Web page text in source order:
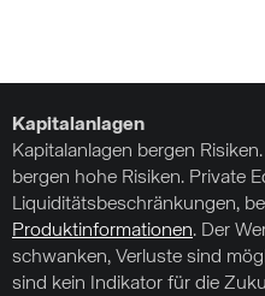
Kapitalanlagen
Kapitalanlagen bergen
bergen hohe Risiken. Private
Liquiditätsbeschränkungen,
Produktinformationen. Der
schwanken, Verluste sind
sind kein Indikator für die